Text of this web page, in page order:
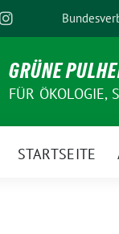
GRÜNE
FÜR ÖKOLOGIE,
STARTSEITE